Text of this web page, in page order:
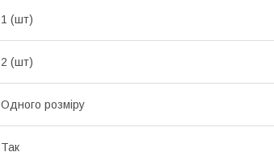
1 (шт)
2 (шт)
Одного розміру
Так